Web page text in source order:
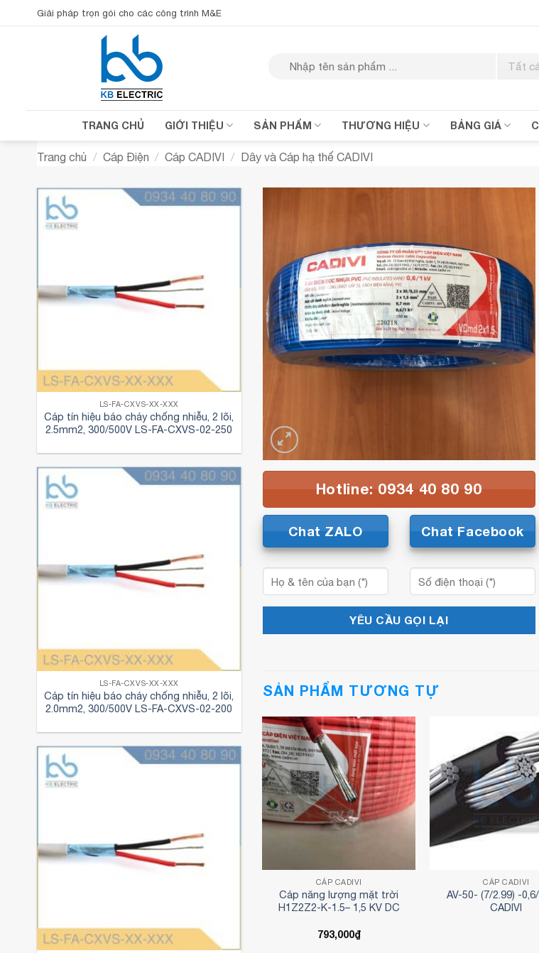
qua
Giải pháp trọn gói cho các công trình M&E
TRANG CHỦ GIỚI THIỆU SẢN PHẨM THƯƠNG HIỆU BẢNG GIÁ
Trang chủ / Cáp Điện / Cáp CADIVI / Dây và Cáp hạ thế CADIVI
LS-FA-CXVS-XX-XXX
Cáp tín hiệu báo cháy chống nhiễu, 2 lõi,
2.5mm2, 300/500V LS-FA-CXVS-02-250
LS-FA-CXVS-XX-XXX
Cáp tín hiệu báo cháy chống nhiễu, 2 lõi,
2.0mm2, 300/500V LS-FA-CXVS-02-200
Hotline: 0934 40 80 90
Chat ZALO Chat Facebook
SẢN PHẨM TƯƠNG TỰ
CÁP CADIVI
Cáp năng lượng mặt trời
H1Z2Z2-K-1.5– 1,5 KV DC
793,000₫
CÁP CADIVI
AV-50- (7/2.99) -
CADIVI
895,000